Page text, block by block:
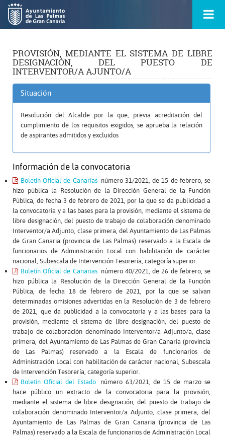
contenido
principal
página
Menú
PROVISIÓN, MEDIANTE EL SISTEMA DE LIBRE
DESIGNACIÓN, DEL PUESTO DE
INTERVENTOR/A AJUNTO/A
Situación
Resolución del Alcalde por la que, previa acreditación del
cumplimiento de los requisitos exigidos, se aprueba la relación
de aspirantes admitidos y excluidos
Información de la convocatoria
Boletín Oficial de Canariasnúmero 31/2021, de 15 de febrero, se
hizo pública la Resolución de la Dirección General de la Función
Pública, de fecha 3 de febrero de 2021, por la que se da publicidad a
la convocatoria y a las bases para la provisión, mediante el sistema de
libre designación, del puesto de trabajo de colaboración denominado
Interventor/a Adjunto, clase primera, del Ayuntamiento de Las Palmas
de Gran Canaria (provincia de Las Palmas) reservado a la Escala de
funcionarios de Administración Local con habilitación de carácter
nacional, Subescala de Intervención Tesorería, categoría superior.
Boletín Oficial de Canariasnúmero 40/2021, de 26 de febrero, se
hizo pública la Resolución de la Dirección General de la Función
Pública, de fecha 18 de febrero de 2021, por la que se salvan
determinadas omisiones advertidas en la Resolución de 3 de febrero
de 2021, que da publicidad a la convocatoria y a las bases para la
provisión, mediante el sistema de libre designación, del puesto de
trabajo de colaboración denominado Interventor/a Adjunto/a, clase
primera, del Ayuntamiento de Las Palmas de Gran Canaria (provincia
de Las Palmas) reservado a la Escala de funcionarios de
Administración Local con habilitación de carácter nacional, Subescala
de Intervención Tesorería, categoría superior.
Boletín Oficial del Estadonúmero 63/2021, de 15 de marzo se
hace público un extracto de la convocatoria para la provisión,
mediante el sistema de libre designación, del puesto de trabajo de
colaboración denominado Interventor/a Adjunto, clase primera, del
Ayuntamiento de Las Palmas de Gran Canaria (provincia de Las
Palmas) reservado a la Escala de funcionarios de Administración Local